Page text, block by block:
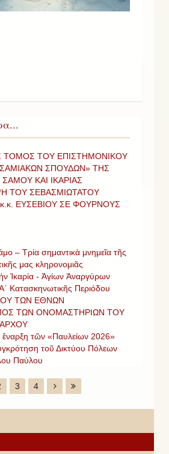
ΤΟΥ ΕΠΙΣΤΗΜΟΝΙΚΟΥ
ΣΑΜΙΑΚΩΝ ΣΠΟΥΔΩΝ» ΤΗΣ
ΚΑΙ ΙΚΑΡΙΑΣ
ΤΟΥ ΣΕΒΑΣΜΙΩΤΑΤΟΥ
ΕΥΣΕΒΙΟΥ ΣΕ ΦΟΥΡΝΟΥΣ
– Τρία σημαντικὰ μνημεῖα τῆς
μας κληρονομιᾶς
Ἰκαρία - Ἁγίων Ἀναργύρων
Κατασκηνωτικῆς Περιόδου
ΤΩΝ ΕΘΝΩΝ
ΤΩΝ ΟΝΟΜΑΣΤΗΡΙΩΝ ΤΟΥ
τῶν «Παυλείων 2026»
τοῦ Δικτύου Πόλεων
Παύλου
3 4